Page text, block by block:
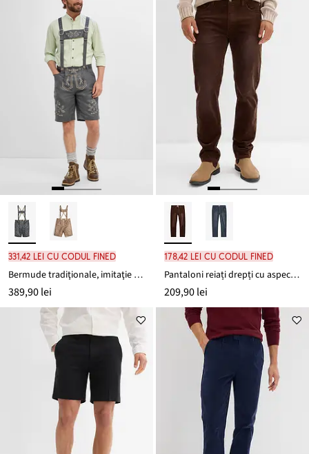
331,42 lei cu codul FINED
Bermude tradiţionale, imitaţie de piele
389,90 lei
178,42 lei cu codul FINED
Pantaloni reiați drepți cu aspect prespălat, regular fit
209,90 lei